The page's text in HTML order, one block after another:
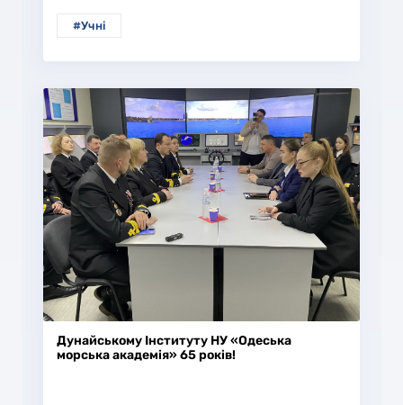
#Учні
Дунайському Інституту НУ «Одеська
морська академія» 65 років!